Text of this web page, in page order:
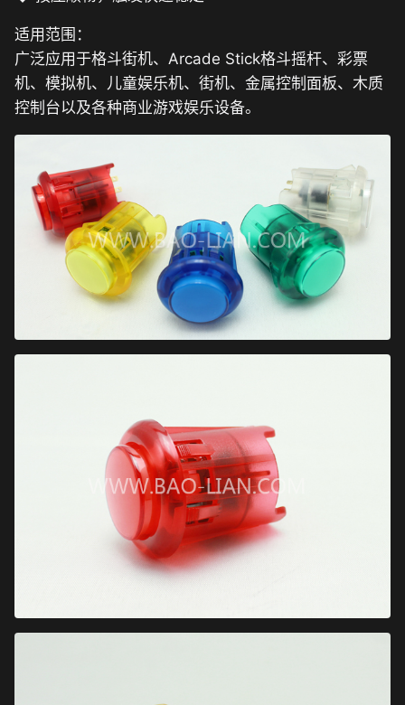
适用范围：
广泛应用于格斗街机、Arcade Stick格斗摇杆、彩票
机、模拟机、儿童娱乐机、街机、金属控制面板、木质
控制台以及各种商业游戏娱乐设备。